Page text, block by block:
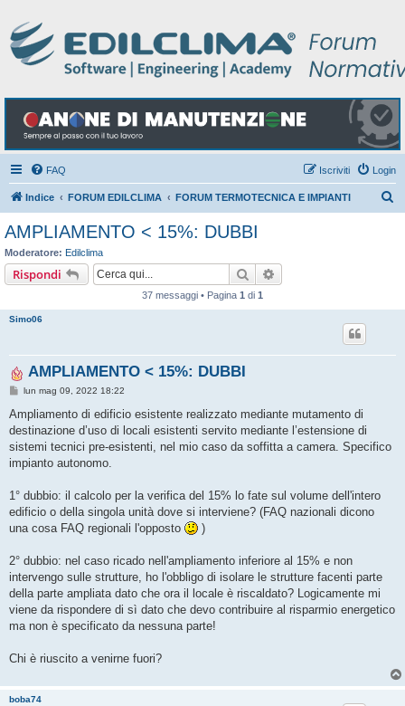
FAQ Login
Iscriviti
Indice FORUM EDILCLIMA FORUM TERMOTECNICA E IMPIANTI
AMPLIAMENTO < 15%: DUBBI
Moderatore: Edilclima
Rispondi Cerca
37 messaggi • Pagina 1 di 1
Simo06
AMPLIAMENTO < 15%: DUBBI
M
s
a
g
i
lun mag 09, 2022 18:22
Ampliamento di edificio esistente realizzato mediante mutamento di
destinazione d’uso di locali esistenti servito mediante l’estensione di
sistemi tecnici pre-esistenti, nel mio caso da soffitta a camera. Specifico
impianto autonomo.
1° dubbio: il calcolo per la verifica del 15% lo fate sul volume dell'intero
edificio o della singola unità dove si interviene? (FAQ nazionali dicono
una cosa FAQ regionali l'opposto
)
2° dubbio: nel caso ricado nell'ampliamento inferiore al 15% e non
intervengo sulle strutture, ho l'obbligo di isolare le strutture facenti parte
della parte ampliata dato che ora il locale è riscaldato? Logicamente mi
viene da rispondere di sì dato che devo contribuire al risparmio energetico
ma non è specificato da nessuna parte!
Chi è riuscito a venirne fuori?
boba74